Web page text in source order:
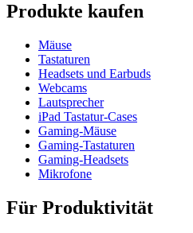
Produkte kaufen
Mäuse
Tastaturen
Headsets und Earbuds
Webcams
Lautsprecher
iPad Tastatur-Cases
Gaming-Mäuse
Gaming-Tastaturen
Gaming-Headsets
Mikrofone
Für Produktivität